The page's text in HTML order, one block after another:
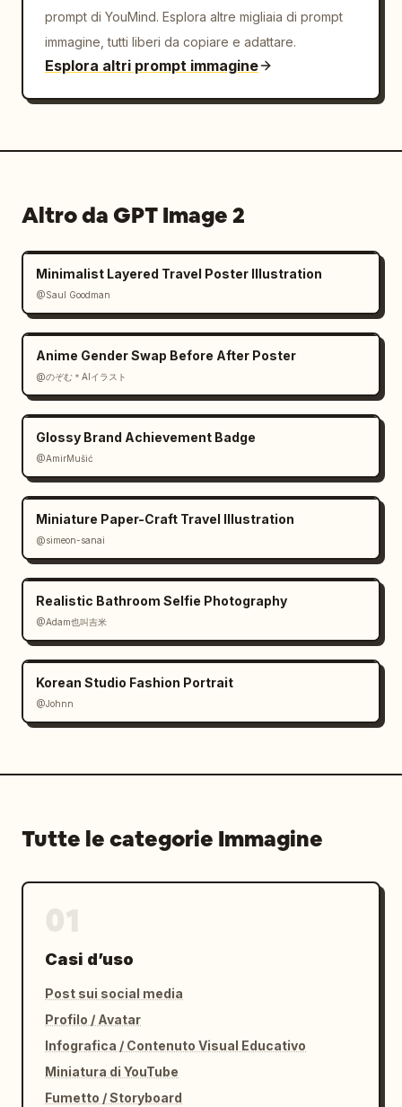
prompt di YouMind. Esplora altre migliaia di prompt
immagine, tutti liberi da copiare e adattare.
Esplora altri prompt immagine
Altro da GPT Image 2
Minimalist Layered Travel Poster Illustration
@Saul Goodman
Anime Gender Swap Before After Poster
@のぞむ＊AIイラスト
Glossy Brand Achievement Badge
@AmirMušić
Miniature Paper-Craft Travel Illustration
@simeon-sanai
Realistic Bathroom Selfie Photography
@Adam也叫吉米
Korean Studio Fashion Portrait
@Johnn
Tutte le categorie Immagine
Casi d’uso
Post sui social media
Profilo / Avatar
Infografica / Contenuto Visual Educativo
Miniatura di YouTube
Fumetto / Storyboard